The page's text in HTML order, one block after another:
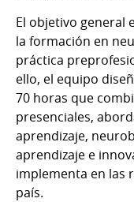
El objetivo general
la formación en
práctica
ello, el equipo
70 horas que
presenciales,
aprendizaje,
aprendizaje e
implementa en las
país.